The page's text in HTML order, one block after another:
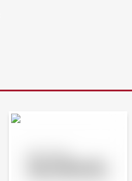
Dražit online - Artslimit